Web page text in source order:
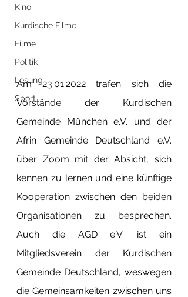
Kino
Kurdische Filme
Filme
Politik
Lesung
Sport
Am 23.01.2022 trafen sich die
Vorstände der Kurdischen
Gemeinde München e.V. und der
Afrin Gemeinde Deutschland e.V.
über Zoom mit der Absicht, sich
kennen zu lernen und eine künftige
Kooperation zwischen den beiden
Organisationen zu besprechen.
Auch die AGD e.V. ist ein
Mitgliedsverein der Kurdischen
Gemeinde Deutschland, weswegen
die Gemeinsamkeiten zwischen uns